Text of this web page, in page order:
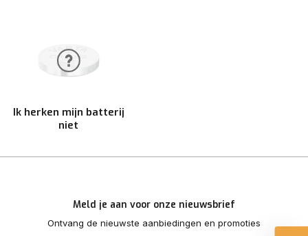
Ik herken mijn batterij
niet
Meld je aan voor onze nieuwsbrief
Ontvang de nieuwste aanbiedingen en promoties